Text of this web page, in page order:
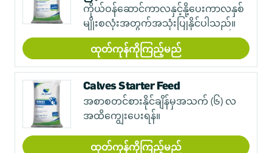
ကိုယ်ဝန်ဆောင်ကာလနှင့်နို့ပေးကာလနှစ်
မျိုးစလုံးအတွက်အသုံးပြုနိုင်ပါသည်။
ထုတ်ကုန်ကိုကြည့်မည်
Calves Starter Feed
အစာစတင်စားနိုင်ချိန်မှအသက် (၆) လ
အထိကျွေးပေးရန်။
ထုတ်ကုန်ကိုကြည့်မည်